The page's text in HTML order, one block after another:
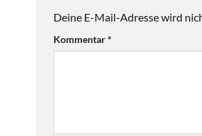
Deine E-Mail-Adresse wird
Kommentar*